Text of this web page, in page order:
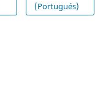
(Portugués)